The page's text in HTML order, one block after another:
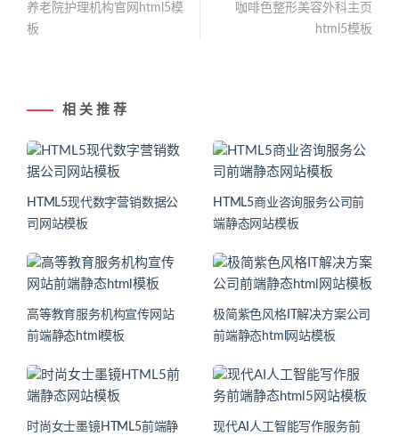
养老院护理机构官网html5模
板
咖啡色整形美容外科主页
html5模板
相 关 推 荐
HTML5现代数字营销数据公
司网站模板
HTML5商业咨询服务公司前
端静态网站模板
高等教育服务机构宣传网站
前端静态html模板
极简紫色风格IT解决方案公司
前端静态html网站模板
时尚女士墨镜HTML5前端静
现代AI人工智能写作服务前